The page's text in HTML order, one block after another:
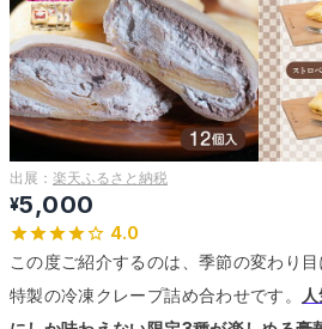
出展： 楽天ふるさと納税
¥5,000
4.0
この度ご紹介するのは、季節の変わり
特製の冷凍クレープ詰め合わせです。